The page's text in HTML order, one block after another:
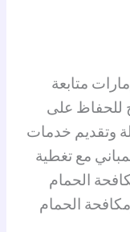
متابعة
للحفاظ على
وتقديم خدمات
مع تغطية
الحمام
الحمام